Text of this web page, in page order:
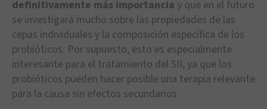
definitivamente más importancia y que en el futuro
se investigará mucho sobre las propiedades de las
cepas individuales y la composición específica de los
probióticos. Por supuesto, esto es especialmente
interesante para el tratamiento del SII, ya que los
probióticos pueden hacer posible una terapia relevante
para la causa sin efectos secundarios.